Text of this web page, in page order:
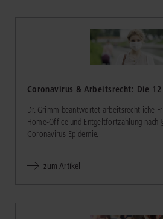
Coronavirus & Arbeitsrecht: Die
Dr. Grimm beantwortet arbeitsrechtliche
Home-Office und Entgeltfortzahlung nach
Coronavirus-Epidemie.
zum Artikel